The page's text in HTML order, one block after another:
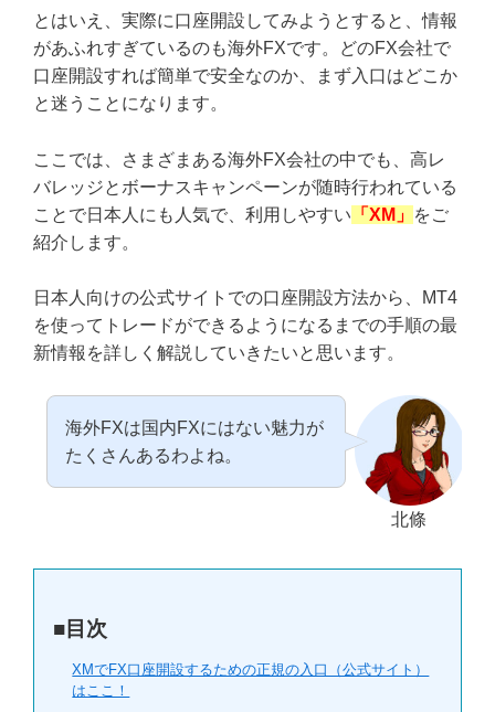
とはいえ、実際に口座開設してみようとすると、情報
があふれすぎているのも海外FXです。どのFX会社で
口座開設すれば簡単で安全なのか、まず入口はどこか
と迷うことになります。
ここでは、さまざまある海外FX会社の中でも、高レ
バレッジとボーナスキャンペーンが随時行われている
ことで日本人にも人気で、利用しやすい 「XM」 をご
紹介します。
日本人向けの公式サイトでの口座開設方法から、MT4
を使ってトレードができるようになるまでの手順の最
新情報を詳しく解説していきたいと思います。
北條
海外FXは国内FXにはない魅力が
たくさんあるわよね。
■目次
XMでFX口座開設するための正規の入口（公式サイト）
はここ！